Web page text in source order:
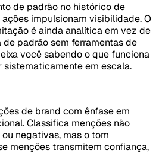
de padrão no histórico de
impulsionam visibilidade. O
é ainda analítica em vez de
padrão sem ferramentas de
você sabendo o que funciona
em escala.
de brand com ênfase em
Classifica menções não
negativas, mas o tom
menções transmitem confiança,